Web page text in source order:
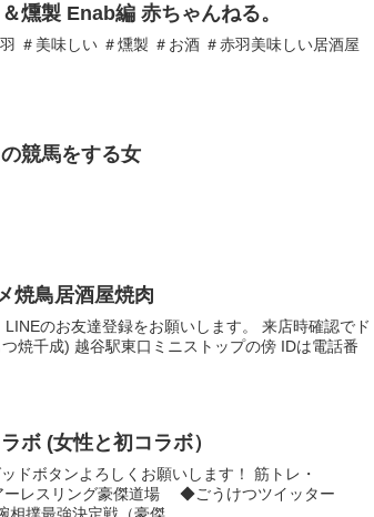
燻製 Enab編 赤ちゃんねる。
＃美味しい ＃燻製 ＃お酒 ＃赤羽美味しい居酒屋
競馬をする女
鳥居酒屋焼肉
のお友達登録をお願いします。 来店時確認でド
焼千成) 越谷駅東口ミニストップの傍 IDは電話番
ボ (女性と初コラボ）
ドボタンよろしくお願いします！ 筋トレ・
ーレスリング豪傑道場 ◆ごうけつツイッター
撲最強決定戦（豪傑...